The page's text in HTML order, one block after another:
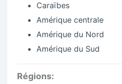
Caraïbes
Amérique centrale
Amérique du Nord
Amérique du Sud
Régions: